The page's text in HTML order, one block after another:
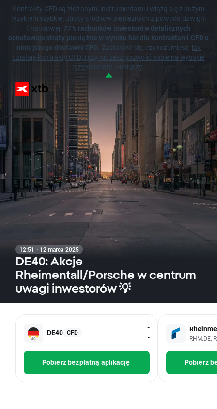
Kontrakty CFD są złożonymi instrumentami i wiążą się z dużym
ryzykiem szybkiej utraty środków pieniężnych z powodu dźwigni
finansowej.77% rachunków inwestorów detalicznych
odnotowuje straty pieniężne w wyniku handlu kontraktami CFD u
niniejszego dostawcy CFD. Zastanów się, czy rozumiesz, jak
działają kontrakty CFD, i czy możesz pozwolić sobie na wysokie
ryzyko utraty pieniędzy.
12:51 · 12 marca 2025
DE40: Akcje
Rheimentall/Porsche w centrum
uwagi inwestorów 💡
DE40 CFD
-
-
Pobierz bezpłatną aplikację
RHM.DE,
Pobierz